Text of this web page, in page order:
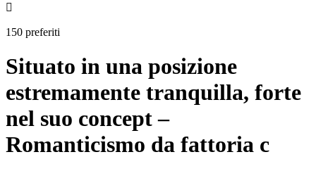

150 preferiti
Situato in una posizione
estremamente tranquilla, forte
nel suo concept –
Romanticismo da fattoria c